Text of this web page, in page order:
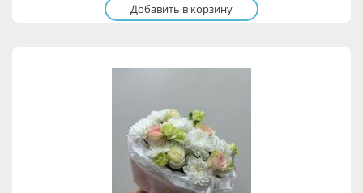
Добавить в корзину